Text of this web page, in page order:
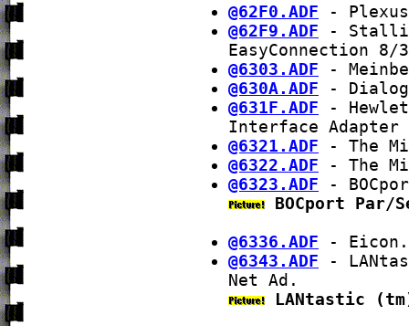
@62F0.ADF -
@62F9.ADF -
EasyConnection 8/
@6303.ADF -
@630A.ADF -
@631F.ADF -
Interface Adapter
@6321.ADF - The
@6322.ADF - The
@6323.ADF -
BOCport Par/
@6336.ADF -
@6343.ADF -
Net Ad.
LANtastic